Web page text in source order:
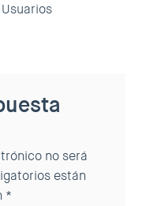
Usuarios
no será
están
*